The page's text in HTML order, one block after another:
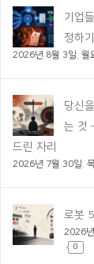
기업
정하
2026년 8월 3일. 월
당신
는 것
드린 자리
2026년 7월 30일.
로봇
2026
0